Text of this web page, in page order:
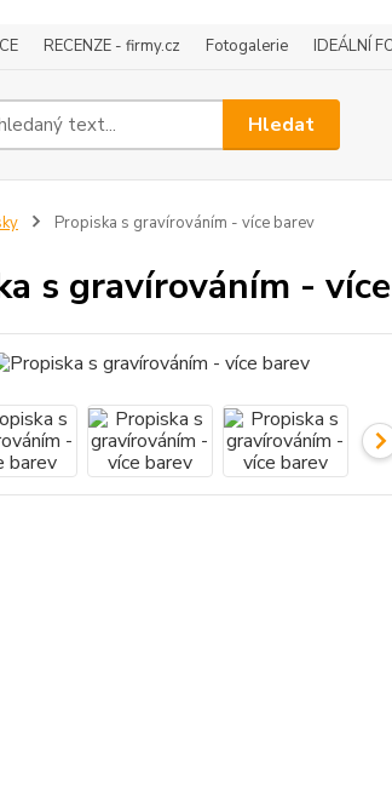
RECENZE - firmy.cz Fotogalerie IDEÁLNÍ
Hledat
Propiska s gravírováním - více barev
s gravírováním -